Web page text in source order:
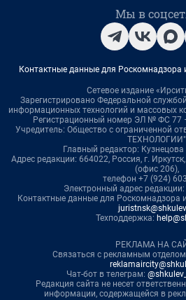
Мы в
Контактные данные для Роскомнадзора
Сетевое издание
Зарегистрировано Федеральной
информационных технологий и массовых
Регистрационный номер ЭЛ № ФС 77
Учредитель: Общество с ограниченной
ТЕХНОЛОГИИ"
Главный редактор:
Адрес редакции: 664022, Россия, г.
(офис 206),
телефон +7 (924)
Электронный адрес редакции:
Контактные данные для Роскомнадзора
Техподдержка:
РЕКЛАМА НА
Связаться с рекламным
Чат-бот в телеграм:
Редакция сайта не несет
информации, содержащейся в